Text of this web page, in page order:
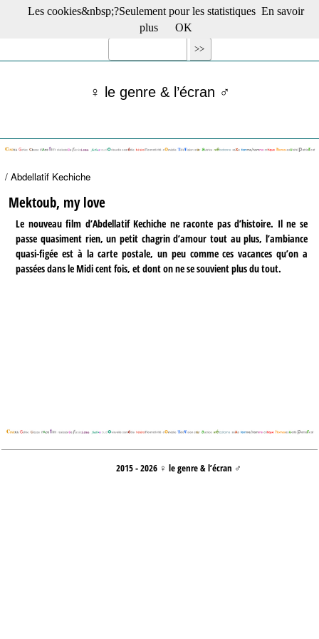
☰ Menu
Films récents
Films -TV/plates-formes
Archives
S’abonner à la Lettre !
♀ le genre & l’écran ♂
/ Abdellatif Kechiche
Mektoub, my love
Le nouveau film d’Abdellatif Kechiche ne raconte pas d’histoire. Il ne se
passe quasiment rien, un petit chagrin d’amour tout au plus, l’ambiance
quasi-figée est à la carte postale, un peu comme ces vacances qu’on a
passées dans le Midi cent fois, et dont on ne se souvient plus du tout.
2015 - 2026 ♀ le genre & l’écran ♂
Les cookies&nbsp;?Seulement pour les statistiques En savoir
plus
OK